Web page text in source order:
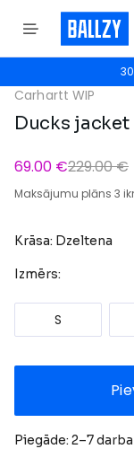
Carhartt WIP
Ducks jacket
69.00 €229.00 €
Maksājumu plāns 3
Krāsa: Dzeltena
Izmērs:
S
Piegāde: 2–7